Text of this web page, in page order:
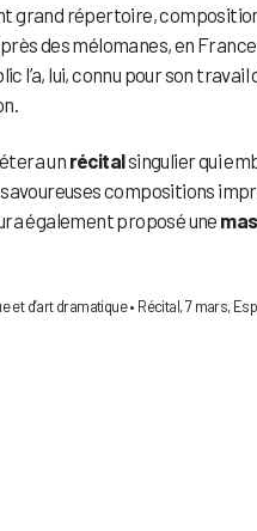
grand répertoire,
des mélomanes, en
lui, connu pour son travail
un récitalsingulier qui
compositions
également proposé une
d’art dramatique • Récital, 7 mars,